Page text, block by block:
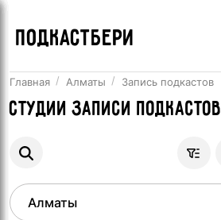
ПОДКАСТБЕРИ
Главная Алматы Запись подкастов
Студии записи подкастов